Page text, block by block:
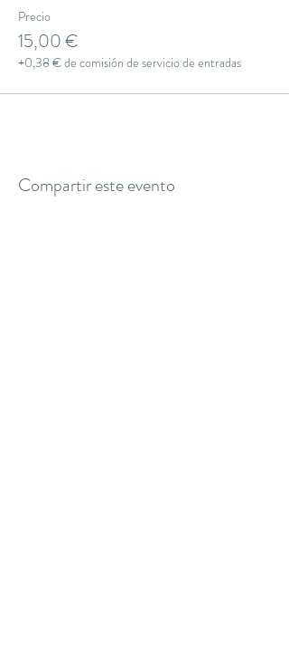
Precio
15,00 €
+0,38 € de comisión de servicio de entradas
Compartir este evento